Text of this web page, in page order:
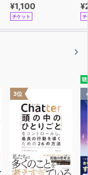
¥1,100
チケット チ
3位
聴